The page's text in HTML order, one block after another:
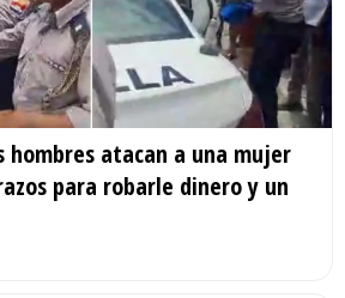
hombres atacan a una mujer
para robarle dinero y un